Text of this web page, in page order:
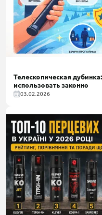
Телескопическая
использовать законно
03.02.2026